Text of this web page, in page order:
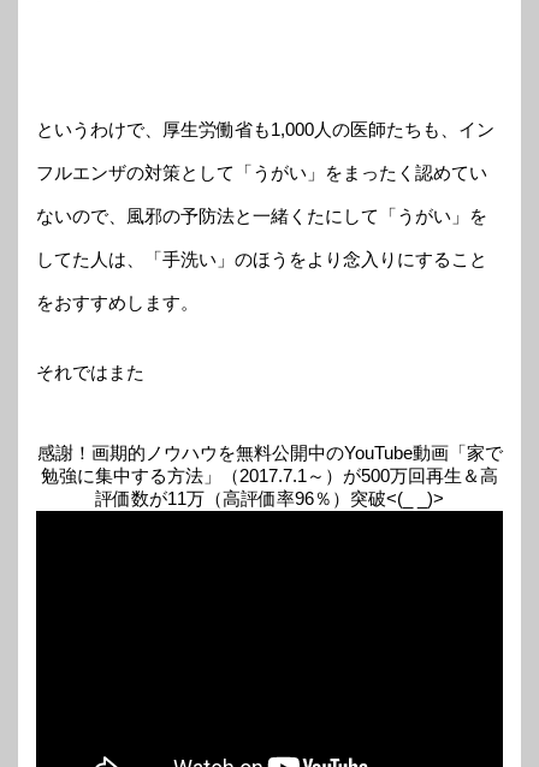
というわけで、厚生労働省も1,000人の医師たちも、イン
フルエンザの対策として「うがい」をまったく認めてい
ないので、風邪の予防法と一緒くたにして「うがい」を
してた人は、「手洗い」のほうをより念入りにすること
をおすすめします。
それではまた
感謝！画期的ノウハウを無料公開中のYouTube動画「家で
勉強に集中する方法」（2017.7.1～）が500万回再生＆高
評価数が11万（高評価率96％）突破<(_ _)>